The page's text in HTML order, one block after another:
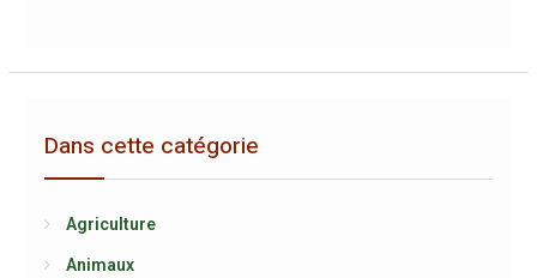
Dans cette catégorie
Agriculture
Animaux